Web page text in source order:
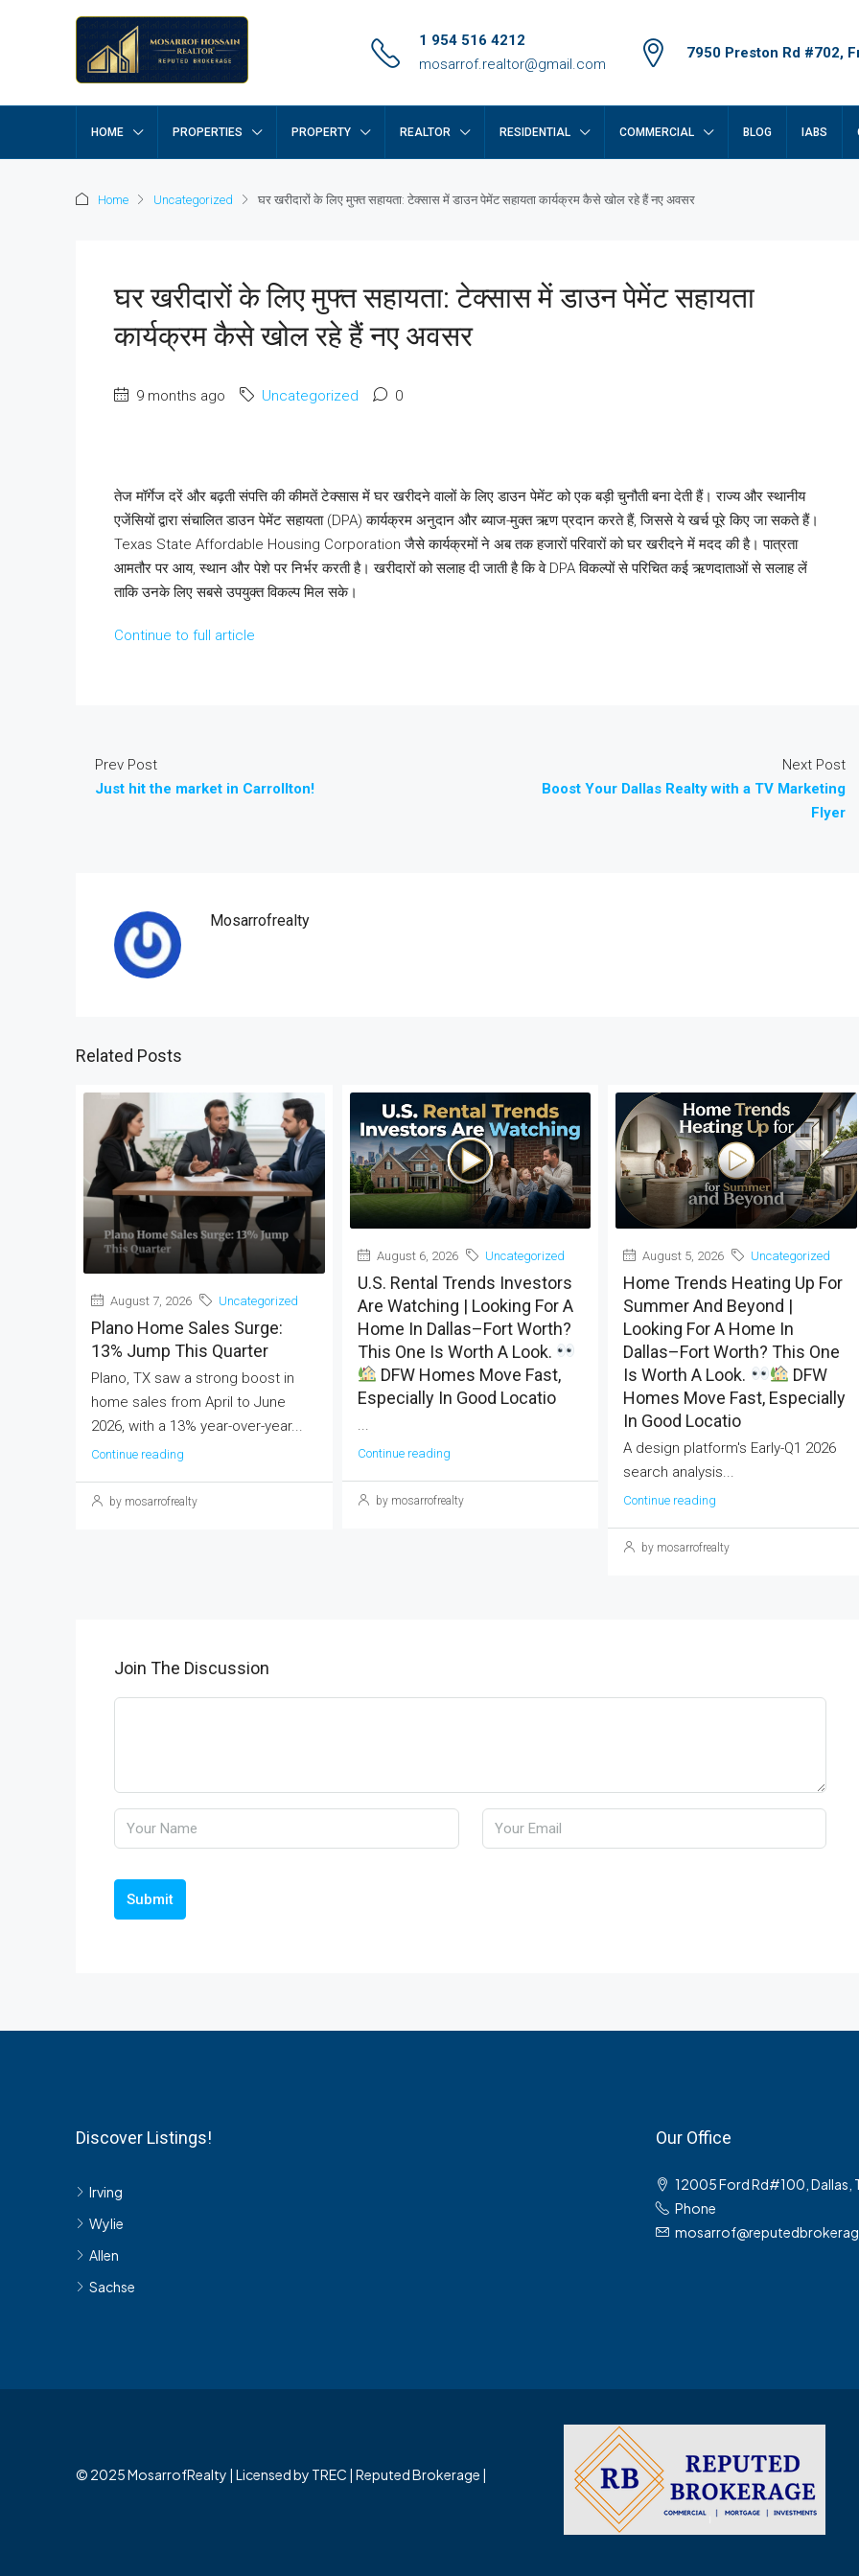
1 954 516 4212
mosarrof.realtor@gmail.com
7950 Preston Rd #702,
HOME PROPERTIES PROPERTY REALTOR RESIDENTIAL COMMERCIAL BLOG IABS
Home Uncategorized घर खरीदारों के लिए मुफ्त सहायता: टेक्सास में डाउन पेमेंट सहायता कार्यक्रम कैसे खोल रहे हैं नए अवसर
घर खरीदारों के लिए मुफ्त सहायता: टेक्सास में डाउन पेमेंट सहायता
कार्यक्रम कैसे खोल रहे हैं नए अवसर
9 months ago Uncategorized 0
तेज मॉर्गेज दरें और बढ़ती संपत्ति की कीमतें टेक्सास में घर खरीदने वालों के लिए डाउन पेमेंट को एक बड़ी चुनौती बना देती हैं। राज्य और स्थानीय
एजेंसियों द्वारा संचालित डाउन पेमेंट सहायता (DPA) कार्यक्रम अनुदान और ब्याज-मुक्त ऋण प्रदान करते हैं, जिससे ये खर्च पूरे किए जा सकते हैं।
Texas State Affordable Housing Corporation जैसे कार्यक्रमों ने अब तक हजारों परिवारों को घर खरीदने में मदद की है। पात्रता
आमतौर पर आय, स्थान और पेशे पर निर्भर करती है। खरीदारों को सलाह दी जाती है कि वे DPA विकल्पों से परिचित कई ऋणदाताओं से सलाह लें
ताकि उनके लिए सबसे उपयुक्त विकल्प मिल सके।
Continue to full article
Prev Post
Just hit the market in Carrollton!
Next Post
Boost Your Dallas Realty with a TV Marketing
Flyer
Mosarrofrealty
Related Posts
August 7, 2026 Uncategorized
Plano Home Sales Surge:
13% Jump This Quarter
Plano, TX saw a strong boost in
home sales from April to June
2026, with a 13% year-over-year...
Continue reading
by mosarrofrealty
August 6, 2026 Uncategorized
U.S. Rental Trends Investors
Are Watching | Looking For A
Home In Dallas–Fort Worth?
This One Is Worth A Look.
DFW Homes Move Fast,
Especially In Good Locatio
Continue reading
by mosarrofrealty
August 5, 2026 Uncategorized
Home Trends Heating Up For
Summer And Beyond |
Looking For A Home In
Dallas–Fort Worth? This One
Is Worth A Look.
DFW
Homes Move Fast, Especially
In Good Locatio
A design platform's Early-Q1 2026
search analysis...
Continue reading
by mosarrofrealty
Join The Discussion
Submit
Discover Listings!
Irving
Wylie
Allen
Sachse
Our Office
12005 Ford Rd#100, Dallas,
Phone
© 2025 MosarrofRealty | Licensed by TREC | Reputed Brokerage |